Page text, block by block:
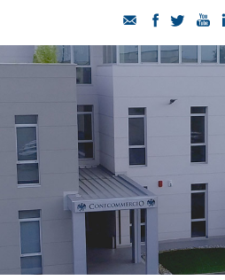
CHI SIAMO
SERVIZI
CATEGORIE
DELEGAZIONI
ATTIVITÀ STORICHE
PERIODICO